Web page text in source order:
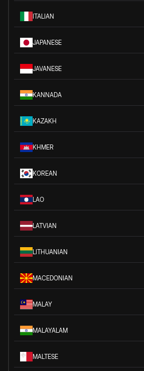
ITALIAN
JAPANESE
JAVANESE
KANNADA
KAZAKH
KHMER
KOREAN
LAO
LATVIAN
LITHUANIAN
MACEDONIAN
MALAY
MALAYALAM
MALTESE